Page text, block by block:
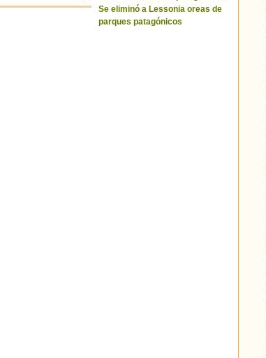
Se eliminó a Lessonia oreas de
parques patagónicos